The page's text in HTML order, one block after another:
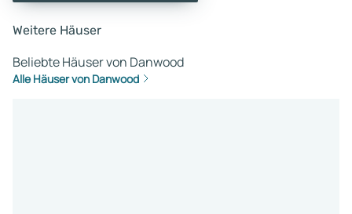
Weitere Häuser
Beliebte Häuser von Danwood
Alle Häuser von Danwood